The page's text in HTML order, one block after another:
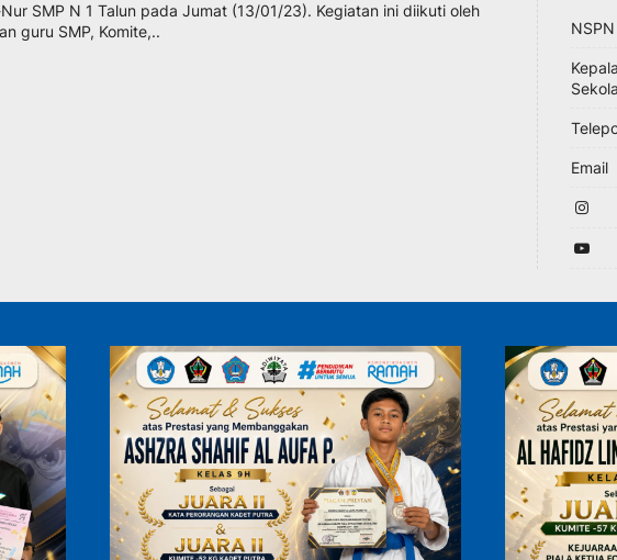
SMP N 1 Talun pada Jumat (13/01/23). Kegiatan ini diikuti oleh
guru SMP, Komite,..
NSPN
Kepala
Email